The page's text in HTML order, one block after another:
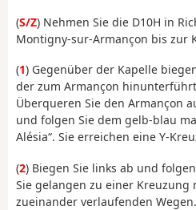
(S/Z) Nehmen Sie die D10H in
Montigny-sur-Armançon bis zur
(1) Gegenüber der Kapelle
der zum Armançon
Überqueren Sie den Armançon
und folgen Sie dem gelb-blau
Alésia“. Sie erreichen eine Y-
(2) Biegen Sie links ab und
Sie gelangen zu einer Kreuzung
zueinander verlaufenden Wegen.